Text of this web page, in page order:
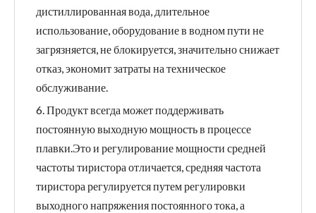
дистиллированная вода, длительное
использование, оборудование в водном пути не
загрязняется, не блокируется, значительно снижает
отказ, экономит затраты на техническое
обслуживание.
6. Продукт всегда может поддерживать
постоянную выходную мощность в процессе
плавки.Это и регулирование мощности средней
частоты тиристора отличается, средняя частота
тиристора регулируется путем регулировки
выходного напряжения постоянного тока, а